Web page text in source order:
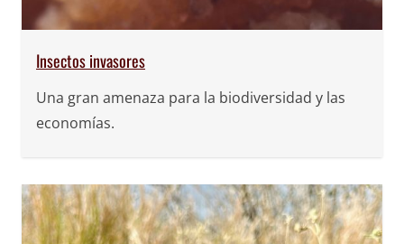
Insectos invasores
Una gran amenaza para la biodiversidad y las
economías.